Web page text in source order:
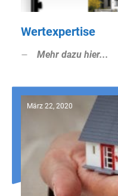
Wertexpertise
Mehr dazu hier...
März 22, 2020